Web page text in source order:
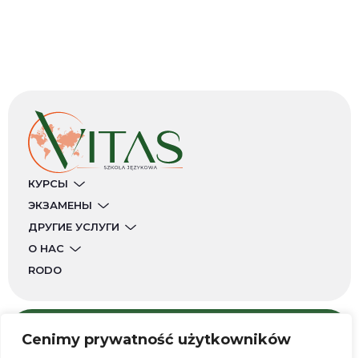
Cenimy prywatność użytkowników
КУРСЫ
ЭКЗАМЕНЫ
ДРУГИЕ УСЛУГИ
О НАС
RODO